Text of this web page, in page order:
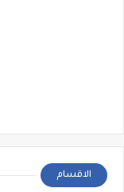
الاقسام